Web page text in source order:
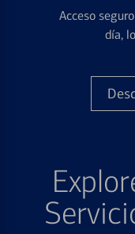
Acceso
día,